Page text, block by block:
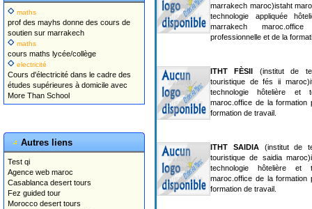
maths
prof des mayhs donne des cours de
soutien sur marrakech
maths
cours maths lycée/collège
electricité
Cours d'électricité dans le cadre des
études supérieures à domicile avec
More Than School
Autres liens
Test qi
Agence web maroc
Casablanca desert tours
Fez guided tour
Morocco desert tours
marrakech maroc)istaht
technologie appliquée
marrakech
professionnelle et de la
ITHT FÈSII (institut de
touristique de fés ii
technologie hôtelière
maroc.office de la formation
formation de travail.
ITHT SAIDIA(institut de
touristique de saidia
technologie hôtelière et
maroc.office de la formation
formation de travail.